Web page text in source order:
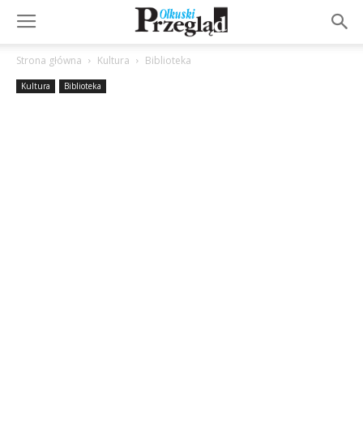
Strona główna Kultura Biblioteka
Kultura Biblioteka